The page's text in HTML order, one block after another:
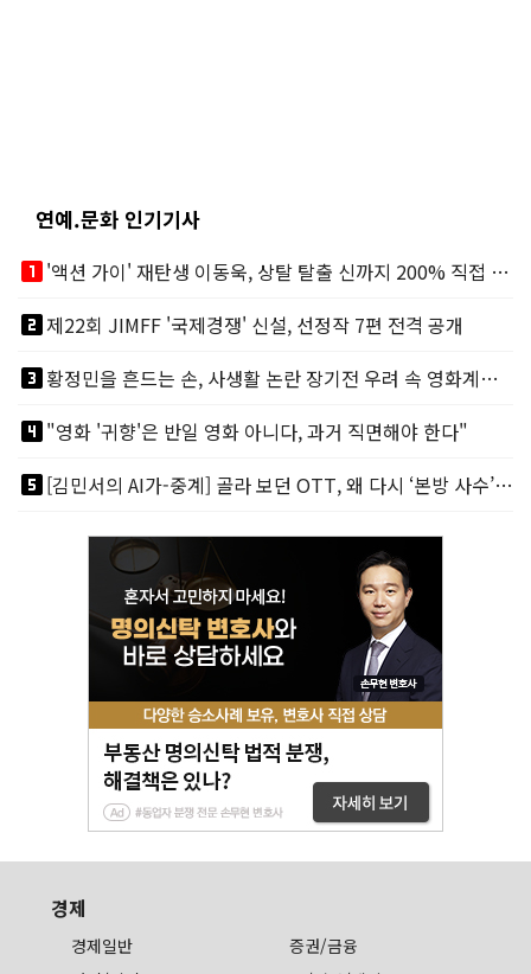
연예.문화 인기기사
looks_one
'액션 가이' 재탄생 이동욱, 상탈 탈출 신까지 200% 직접 소화
looks_two제22회 JIMFF '국제경쟁' 신설, 선정작 7편 전격 공개
looks_3
황정민을 흔드는 손, 사생활 논란 장기전 우려 속 영화계도 리스크
looks_4"영화 '귀향'은 반일 영화 아니다, 과거 직면해야 한다"
looks_5
[김민서의 AI가-중계] 골라 보던 OTT, 왜 다시 ‘본방 사수’를 부르나
경제
경제일반
증권/금융